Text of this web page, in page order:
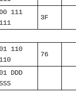
111
111
3F
110
110
76
DDD